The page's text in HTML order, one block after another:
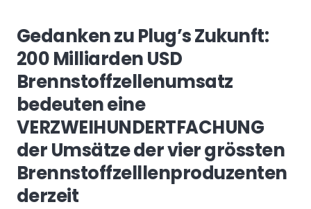
Gedanken zu Plug’s Zukunft:
200 Milliarden USD
Brennstoffzellenumsatz
bedeuten eine
VERZWEIHUNDERTFACHUNG
der Umsätze der vier grössten
Brennstoffzelllenproduzenten
derzeit